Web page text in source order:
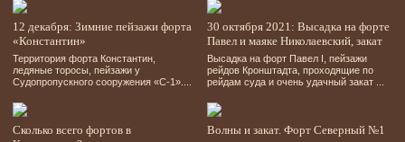
12 декабря: Зимние пейзажи форта
«Константин»
Территория форта Константин,
ледяные торосы, пейзажи у
Судопропускного сооружения «С-1»....
30 октября 2021: Высадка на форте
Павел и маяке Николаевский, закат
Высадка на форт Павел І, пейзажи
рейдов Кронштадта, проходящие по
рейдам суда и очень удачный закат ...
Сколько всего фортов в
Волны и закат. Форт Северный №1